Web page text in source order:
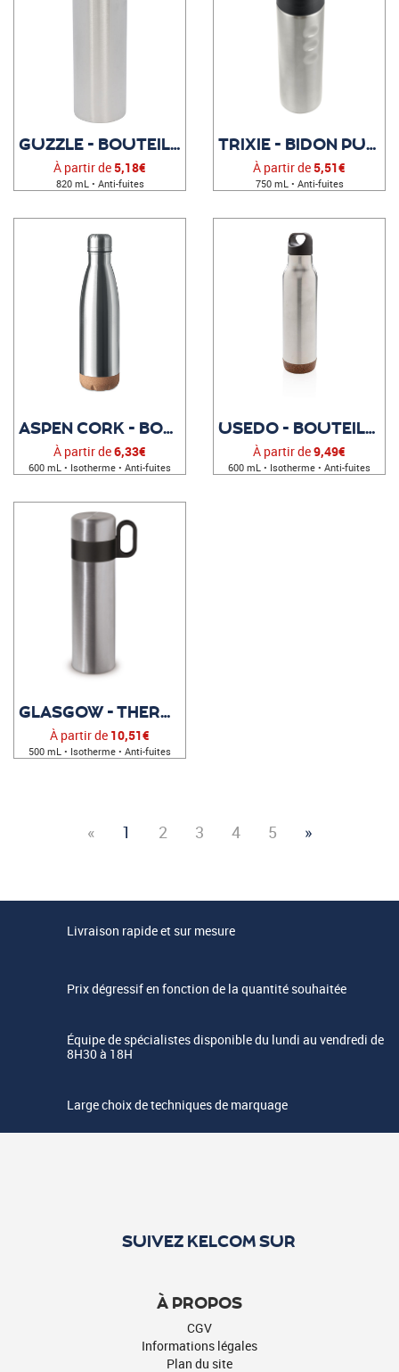
GUZZLE - BOUTEILLE PERSONNALISÉE
À partir de5,18€
820 mL • Anti-fuites
TRIXIE - BIDON PUBLICITAIRE
À partir de5,51€
750 mL • Anti-fuites
ASPEN CORK - BOUTEILLE PERSONNALISABLE
À partir de6,33€
600 mL • Isotherme • Anti-fuites
USEDO - BOUTEILLE ISOTHERME PUBLICITAIRE
À partir de9,49€
600 mL • Isotherme • Anti-fuites
GLASGOW - THERMOS PUBLICITAIRE
À partir de 10,51€
500 mL • Isotherme • Anti-fuites
« 1 2 3 4 5 »
Livraison rapide et sur mesure
Prix dégressif en fonction de la quantité souhaitée
Équipe de spécialistes disponible du lundi au vendredi de
8H30 à 18H
Large choix de techniques de marquage
SUIVEZ KELCOM SUR
À PROPOS
CGV
Informations légales
Plan du site